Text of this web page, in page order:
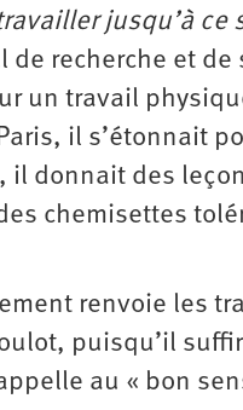
jusqu’à ce
recherche et de
un travail
il s’étonnait
il donnait des
chemisettes
renvoie les
puisqu’il
au « bon